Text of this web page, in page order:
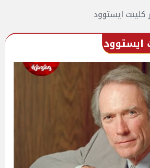
كلينت ايستوود
ايستوود